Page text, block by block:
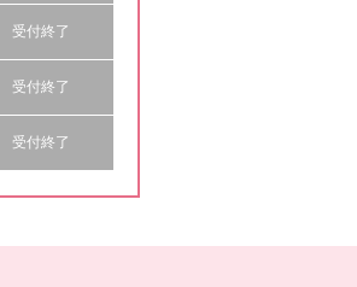
受付終了
受付終了
受付終了